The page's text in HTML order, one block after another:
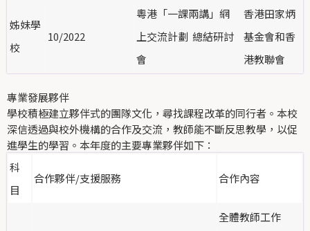
姊妹學
校
10/2022
粵港「一課兩講」網
上交流計劃 總結研討
會
香港田家炳
基金會和香
港教聯會
專業發展夥伴
學校積極建立夥伴式的團隊文化，尋找課程改革的同行者。本校
深信透過與校外機構的合作及交流，教師能不斷反思教學，以促
進學生的學習。本年度的主要專業夥伴如下：
科
目
合作夥伴/支援服務 合作內容
全體教師工作